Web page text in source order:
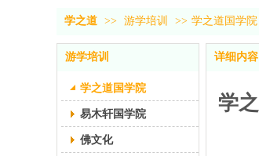
学之道 >> 游学培训 >> 学之道国学院
游学培训
学之道国学院
易木轩国学院
佛文化
详细内容
学